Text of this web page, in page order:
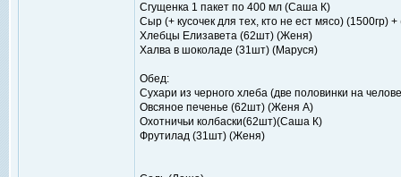
Сгущенка 1 пакет по 400 мл (Саша К)
Сыр (+ кусочек для тех, кто не ест мясо) (1500гр)
Хлебцы Елизавета (62шт) (Женя)
Халва в шоколаде (31шт) (Маруся)
Обед:
Сухари из черного хлеба (две половинки на
Овсяное печенье (62шт) (Женя А)
Охотничьи колбаски(62шт)(Саша К)
Фрутилад (31шт) (Женя)